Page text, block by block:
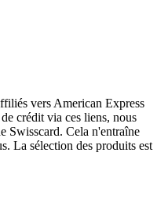
vers American Express
crédit via ces liens, nous
Swisscard. Cela n'entraîne
La sélection des produits est